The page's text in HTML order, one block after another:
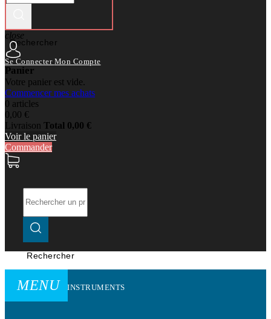
Rechercher
close
Se Connecter Mon Compte
Panier
Votre panier est vide.
Commencer mes achats
0 articles
0,00 €
Livraison Total 0,00 €
Voir le panier
Commander
Rechercher
MENU INSTRUMENTS